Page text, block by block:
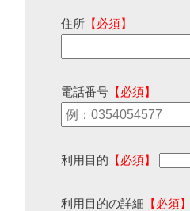
住所 【必須】
電話番号 【必須】
利用目的 【必須】
利用目的の詳細 【必須】